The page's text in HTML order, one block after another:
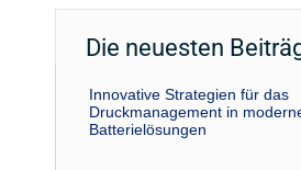
Die neuesten
Innovative Strategien für das
Druckmanagement in
Batterielösungen